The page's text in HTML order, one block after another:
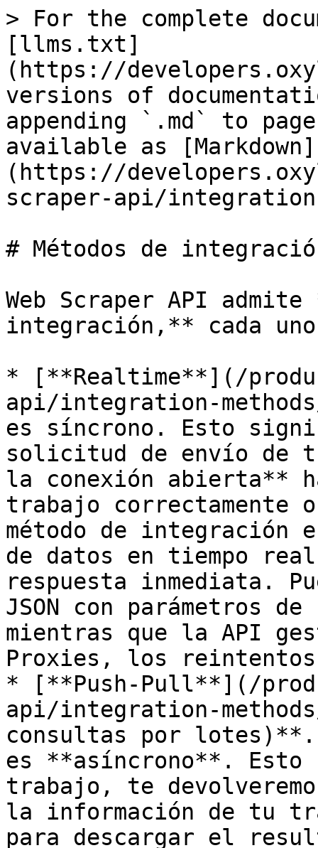
> For the complete
[llms.txt]
(https://
versions of
appending `.md` to
available as [Markdown]
(https://
scraper-api/
# Métodos de
Web Scraper API
integración,** cada
* [**Realtime**](/
api/integration-
es síncrono. Esto
solicitud de envío de
la conexión abierta**
trabajo correctamente
método de
de datos en tiempo
respuesta inmediata.
JSON con parámetros
mientras que la API
Proxies, los
* [**Push-Pull**](/
api/integration-
consultas por lotes)**.
es **asíncrono**.
trabajo, te
la información de tu
para descargar el